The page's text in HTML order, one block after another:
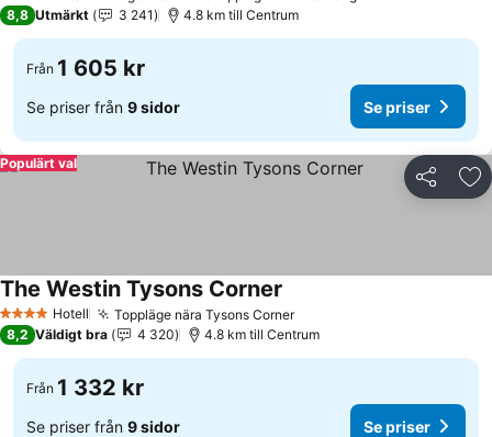
8,8 Utmärkt 3 241 4.8 km till Centrum
Från 1 605 kr
Se priser från 9 sidor Se priser
Dela
Populärt val
4 StjärnorHotell Toppläge nära Tysons CornerSe priser
The Westin Tysons Corner
8,2 Väldigt bra 4 320 4.8 km till Centrum
Från 1 332 kr
Se priser från 9 sidor Se priser